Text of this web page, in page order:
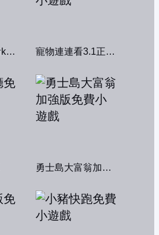
神奇寶貝連連看kawai版2004 寵物連連看3.1正式版
勇士島大富翁加強版